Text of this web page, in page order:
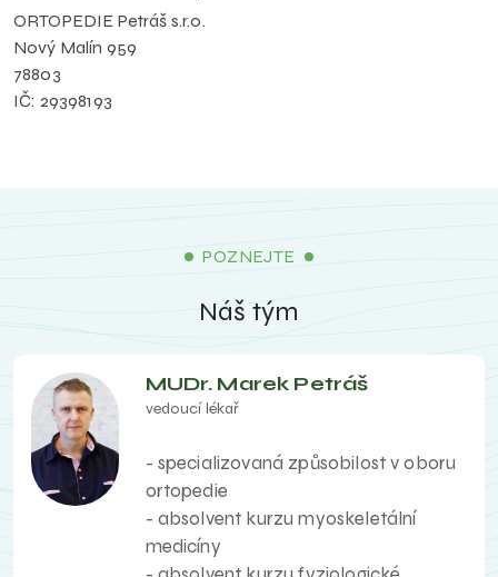
ORTOPEDIE Petráš s.r.o.
Nový Malín 959
78803
IČ: 29398193
POZNEJTE
Náš tým
MUDr. Marek Petráš
vedoucí lékař
- specializovaná způsobilost v oboru
ortopedie
- absolvent kurzu myoskeletální
medicíny